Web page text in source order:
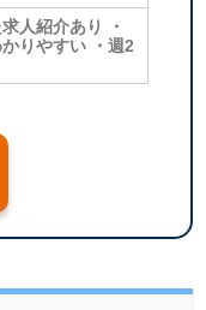
人紹介あり ・
りやすい ・週2